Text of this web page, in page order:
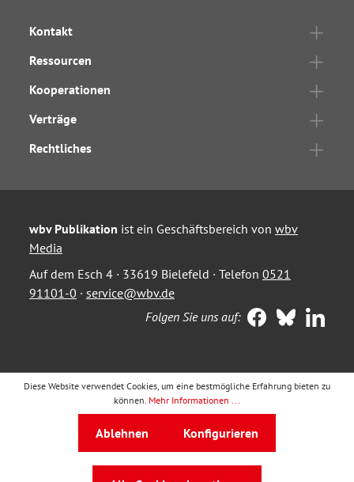
Kontakt
Ressourcen
Kooperationen
Verträge
Rechtliches
wbv Publikation ist ein Geschäftsbereich von wbv
Media
Auf dem Esch 4 · 33619 Bielefeld · Telefon 0521
91101-0 · service@wbv.de
Folgen Sie uns auf:
Diese Website verwendet Cookies, um eine bestmögliche Erfahrung bieten zu
können. Mehr Informationen ...
Ablehnen Konfigurieren